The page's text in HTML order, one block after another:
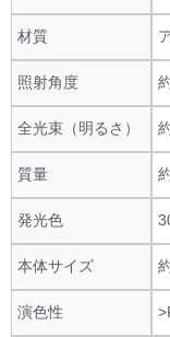
材質
照射角度
全光束（明るさ）
質量
発光色
本体サイズ
演色性